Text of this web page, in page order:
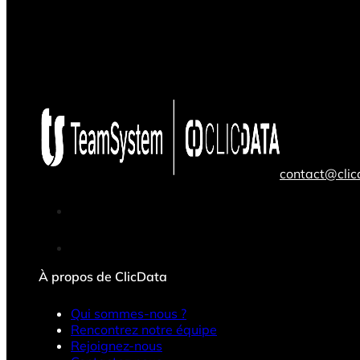
À propos de ClicData
Qui sommes-nous ?
Rencontrez notre équipe
Rejoignez-nous